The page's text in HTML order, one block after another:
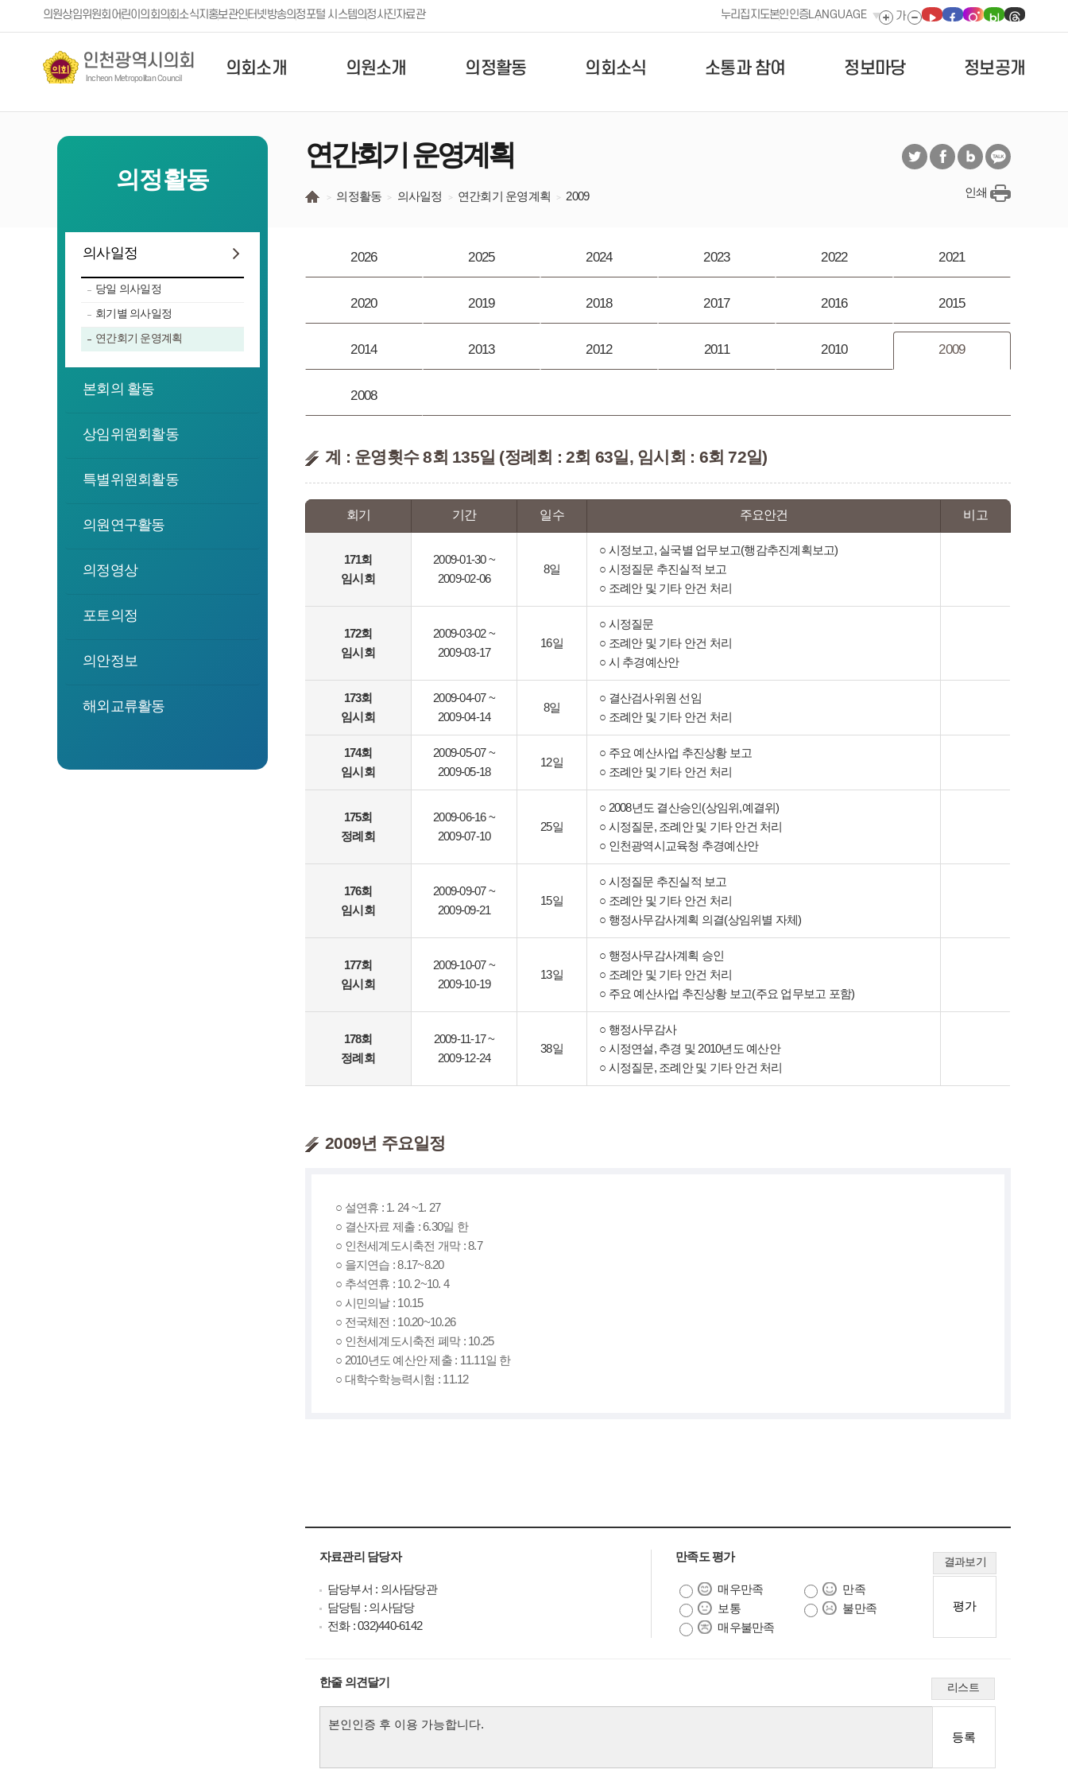
본문 바로가기
의원상임위원회어린이의회의회소식지 홍보관인터넷방송의정포털 시스템의정사진자료관 누리집지도본인인증LANGUAGE
인천광역시의회
Incheon Metropolitan Council
의회소개 의원소개 의정활동 의회소식 소통과 참여 정보마당 정보공개
의정활동
의사일정
당일 의사일정
회기별 의사일정
연간회기 운영계획
본회의 활동
상임위원회활동
특별위원회활동
의원연구활동
의정영상
포토의정
의안정보
해외교류활동
연간회기 운영계획
의정활동 의사일정 연간회기 운영계획 2009 인쇄
2026 2025 2024 2023 2022 2021
2020 2019 2018 2017 2016 2015
2014 2013 2012 2011 2010 2009
2008
계 : 운영횟수 8회 135일 (정례회 : 2회 63일, 임시회 : 6회 72일)
회기 기간 일수 주요안건 비고
171회
임시회
2009-01-30 ~
2009-02-06
8일
○ 시정보고, 실국별 업무보고(행감추진계획보고)
○ 시정질문 추진실적 보고
○ 조례안 및 기타 안건 처리
172회
임시회
2009-03-02 ~
2009-03-17
16일
○ 시정질문
○ 조례안 및 기타 안건 처리
○ 시 추경예산안
173회
임시회
2009-04-07 ~
2009-04-14
8일
○ 결산검사위원 선임
○ 조례안 및 기타 안건 처리
174회
임시회
2009-05-07 ~
2009-05-18
12일
○ 주요 예산사업 추진상황 보고
○ 조례안 및 기타 안건 처리
175회
정례회
2009-06-16 ~
2009-07-10
25일
○ 2008년도 결산승인(상임위,예결위)
○ 시정질문, 조례안 및 기타 안건 처리
○ 인천광역시교육청 추경예산안
176회
임시회
2009-09-07 ~
2009-09-21
15일
○ 시정질문 추진실적 보고
○ 조례안 및 기타 안건 처리
○ 행정사무감사계획 의결(상임위별 자체)
177회
임시회
2009-10-07 ~
2009-10-19
13일
○ 행정사무감사계획 승인
○ 조례안 및 기타 안건 처리
○ 주요 예산사업 추진상황 보고(주요 업무보고 포함)
178회
정례회
2009-11-17 ~
2009-12-24
38일
○ 행정사무감사
○ 시정연설, 추경 및 2010년도 예산안
○ 시정질문, 조례안 및 기타 안건 처리
2009년 주요일정
○ 설연휴 : 1. 24 ~1. 27
○ 결산자료 제출 : 6.30일 한
○ 인천세계도시축전 개막 : 8.7
○ 을지연습 : 8.17~8.20
○ 추석연휴 : 10. 2~10. 4
○ 시민의날 : 10.15
○ 전국체전 : 10.20~10.26
○ 인천세계도시축전 폐막 : 10.25
○ 2010년도 예산안 제출 : 11.11일 한
○ 대학수학능력시험 : 11.12
자료관리 담당자
담당부서 : 의사담당관
담당팀 : 의사담당
전화 : 032)440-6142
만족도 평가 결과보기
매우만족
만족
보통
불만족
매우불만족
한줄 의견달기 리스트